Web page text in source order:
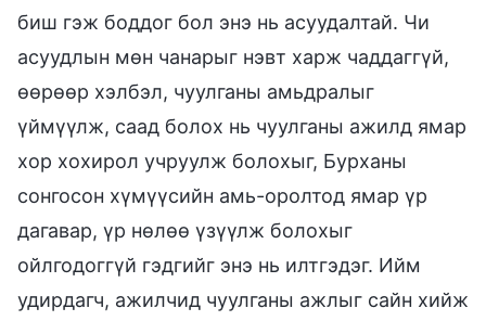
биш гэж боддог бол энэ нь асуудалтай. Чи
асуудлын мөн чанарыг нэвт харж чаддаггүй,
өөрөөр хэлбэл, чуулганы амьдралыг
үймүүлж, саад болох нь чуулганы ажилд ямар
хор хохирол учруулж болохыг, Бурханы
сонгосон хүмүүсийн амь-оролтод ямар үр
дагавар, үр нөлөө үзүүлж болохыг
ойлгодоггүй гэдгийг энэ нь илтгэдэг. Ийм
удирдагч, ажилчид чуулганы ажлыг сайн хийж